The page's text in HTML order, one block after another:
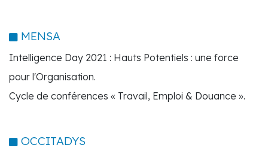
MENSA
Intelligence Day 2021 : Hauts Potentiels : une force
pour l'Organisation.
Cycle de conférences « Travail, Emploi & Douance ».
OCCITADYS